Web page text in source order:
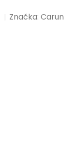
Značka:Carun